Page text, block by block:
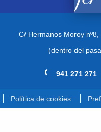
C/ Hermanos Moroy nº8,
(dentro del
941 271 271
Política de cookies